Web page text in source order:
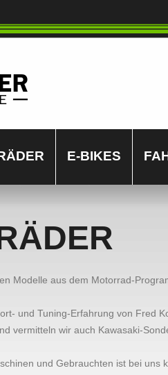
E-BIKES
Modelle aus dem Motorrad-
und Tuning-Erfahrung von Fred
vermitteln wir auch Kawasaki-
und Gebrauchten ist bei uns